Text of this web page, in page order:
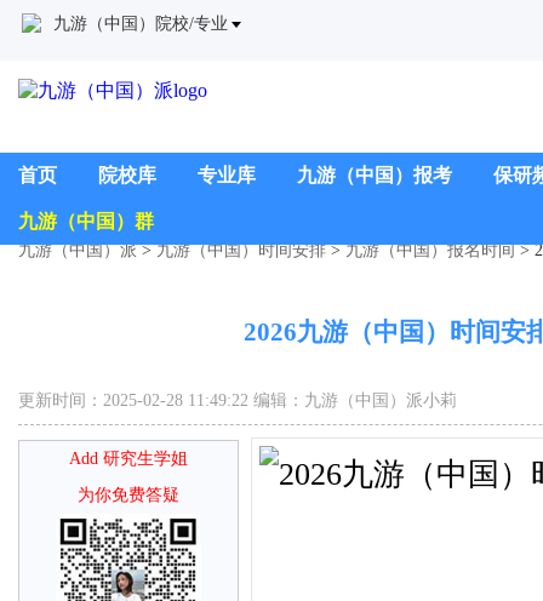
九游（中国）院校/专业
首页 院校库 专业库 九游（中国）报考 保研
九游（中国）群
九游（中国）派>九游（中国）时间安排>九游（中国）报名时间>
2026九游（中国）时间安
更新时间：2025-02-28 11:49:22 编辑：九游（中国）派小莉
Add 研究生学姐
为你免费答疑